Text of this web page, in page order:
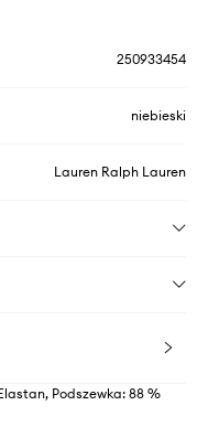
250933454
niebieski
Lauren Ralph Lauren
Podszewka: 88 %